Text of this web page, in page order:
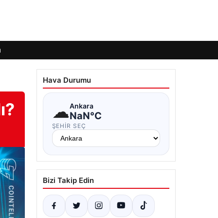
Hava Durumu
☁Ankara
NaN°C
ŞEHIR SEÇ
Bizi Takip Edin